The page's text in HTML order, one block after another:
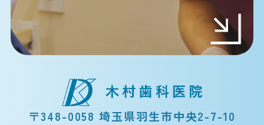
〒348-0058 埼玉県羽生市中央2-7-10